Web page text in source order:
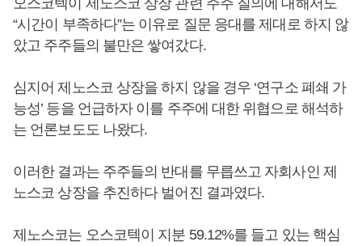
“시간이 부족하다”는 이유로 질문 응대를 제대로 하지 않
았고 주주들의 불만은 쌓여갔다.
심지어 제노스코 상장을 하지 않을 경우 ‘연구소 폐쇄 가
능성’ 등을 언급하자 이를 주주에 대한 위협으로 해석하
는 언론보도도 나왔다.
이러한 결과는 주주들의 반대를 무릅쓰고 자회사인 제
노스코 상장을 추진하다 벌어진 결과였다.
제노스코는 오스코텍이 지분 59.12%를 들고 있는 핵심